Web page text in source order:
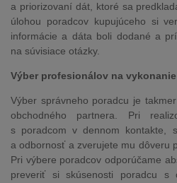
a priorizovaní dát, ktoré sa
úlohou poradcov kupujúceho si
informácie a dáta boli dodané a
na súvisiace otázky.
Výber profesionálov na
Výber správneho poradcu je
obchodného partnera. Pri
s poradcom v dennom kontakte,
a odbornosť a zverujete mu dôveru
Pri výbere poradcov odporúčame
preveriť si skúsenosti poradcu s